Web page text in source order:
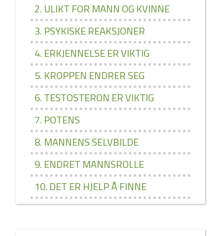
2. ULIKT FOR MANN OG KVINNE
3. PSYKISKE REAKSJONER
4. ERKJENNELSE ER VIKTIG
5. KROPPEN ENDRER SEG
6. TESTOSTERON ER VIKTIG
7. POTENS
8. MANNENS SELVBILDE
9. ENDRET MANNSROLLE
10. DET ER HJELP Å FINNE